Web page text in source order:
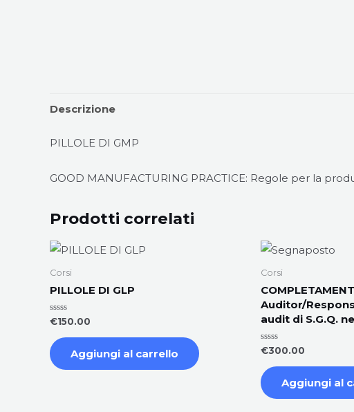
Descrizione
PILLOLE DI GMP
GOOD MANUFACTURING PRACTICE: Regole per la
Prodotti correlati
Corsi
PILLOLE DI GLP
Valutato
5
€150.00
Aggiungi al carrello
Corsi
Auditor/
audit di S.G.Q.
Valutato
5
€300.00
Aggiungi al